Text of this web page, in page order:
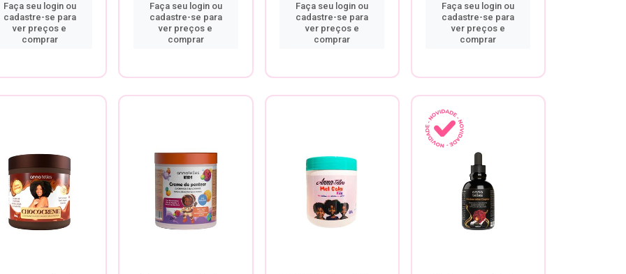
Faça seu login ou
cadastre-se para
ver preços e
comprar
Faça seu login ou
cadastre-se para
ver preços e
comprar
Faça seu login ou
cadastre-se para
ver preços e
comprar
Faça seu login ou
cadastre-se para
ver preços e
comprar